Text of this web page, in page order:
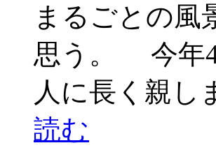
まるごとの風
思う。 今年4
人に長く親
読む